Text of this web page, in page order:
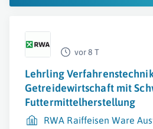
vor 8 T
Lehrling
Getreidewirtschaft mit
Futtermittelherstellung
RWA Raiffeisen Ware